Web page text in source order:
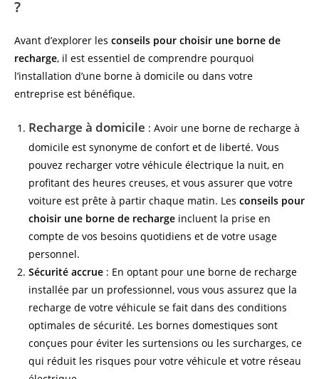
?
Avant d’explorer les conseils pour choisir une borne de
recharge, il est essentiel de comprendre pourquoi
l’installation d’une borne à domicile ou dans votre
entreprise est bénéfique.
Recharge à domicile : Avoir une borne de recharge à
domicile est synonyme de confort et de liberté. Vous
pouvez recharger votre véhicule électrique la nuit, en
profitant des heures creuses, et vous assurer que votre
voiture est prête à partir chaque matin. Les conseils pour
choisir une borne de recharge incluent la prise en
compte de vos besoins quotidiens et de votre usage
personnel.
Sécurité accrue : En optant pour une borne de recharge
installée par un professionnel, vous vous assurez que la
recharge de votre véhicule se fait dans des conditions
optimales de sécurité. Les bornes domestiques sont
conçues pour éviter les surtensions ou les surcharges, ce
qui réduit les risques pour votre véhicule et votre réseau